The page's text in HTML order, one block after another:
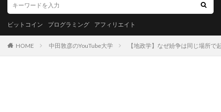
ビットコイン プログラミング アフィリエイト
HOME 中田敦彦のYouTube大学 【地政学】なぜ紛争は同じ場所